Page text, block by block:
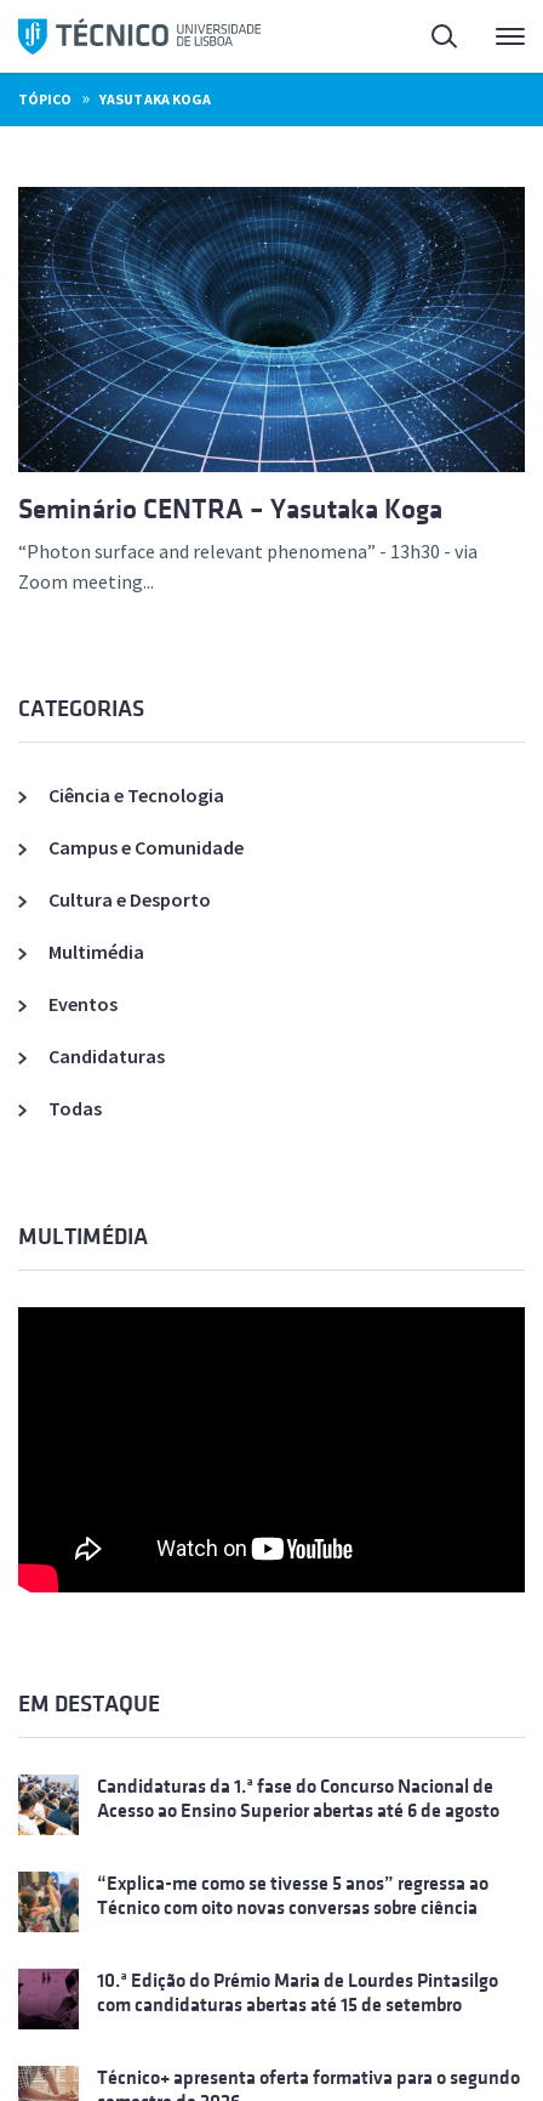
Saltar
para
o
conteúdo
Pesquisa
TÓPICO » YASUTAKA KOGA
Seminário CENTRA – Yasutaka Koga
“Photon surface and relevant phenomena” - 13h30 - via
Zoom meeting...
CATEGORIAS
Ciência e Tecnologia
Campus e Comunidade
Cultura e Desporto
Multimédia
Eventos
Candidaturas
Todas
MULTIMÉDIA
EM DESTAQUE
Candidaturas da 1.ª fase do Concurso Nacional de
Acesso ao Ensino Superior abertas até 6 de agosto
“Explica-me como se tivesse 5 anos” regressa ao
Técnico com oito novas conversas sobre ciência
10.ª Edição do Prémio Maria de Lourdes Pintasilgo
com candidaturas abertas até 15 de setembro
Técnico+ apresenta oferta formativa para o segundo